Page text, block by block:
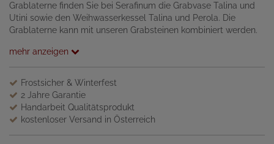
Grablaterne finden Sie bei Serafinum die Grabvase Talina und
Utini sowie den Weihwasserkessel Talina und Perola. Die
Grablaterne kann mit unseren Grabsteinen kombiniert werden.
mehr anzeigen
Frostsicher & Winterfest
2 Jahre Garantie
Handarbeit Qualitätsprodukt
kostenloser Versand in Österreich